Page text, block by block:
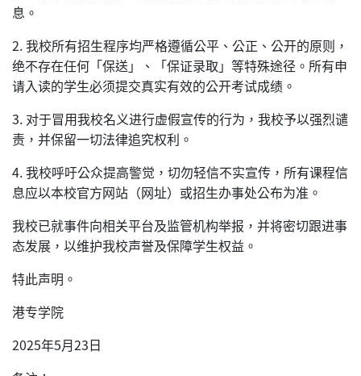
息。
2. 我校所有招生程序均严格遵循公平、公正、公开的原则，
绝不存在任何「保送」、「保证录取」等特殊途径。所有申
请入读的学生必须提交真实有效的公开考试成绩。
3. 对于冒用我校名义进行虚假宣传的行为，我校予以强烈谴
责，并保留一切法律追究权利。
4. 我校呼吁公众提高警觉，切勿轻信不实宣传，所有课程信
息应以本校官方网站（网址）或招生办事处公布为准。
我校已就事件向相关平台及监管机构举报，并将密切跟进事
态发展，以维护我校声誉及保障学生权益。
特此声明。
港专学院
2025年5月23日